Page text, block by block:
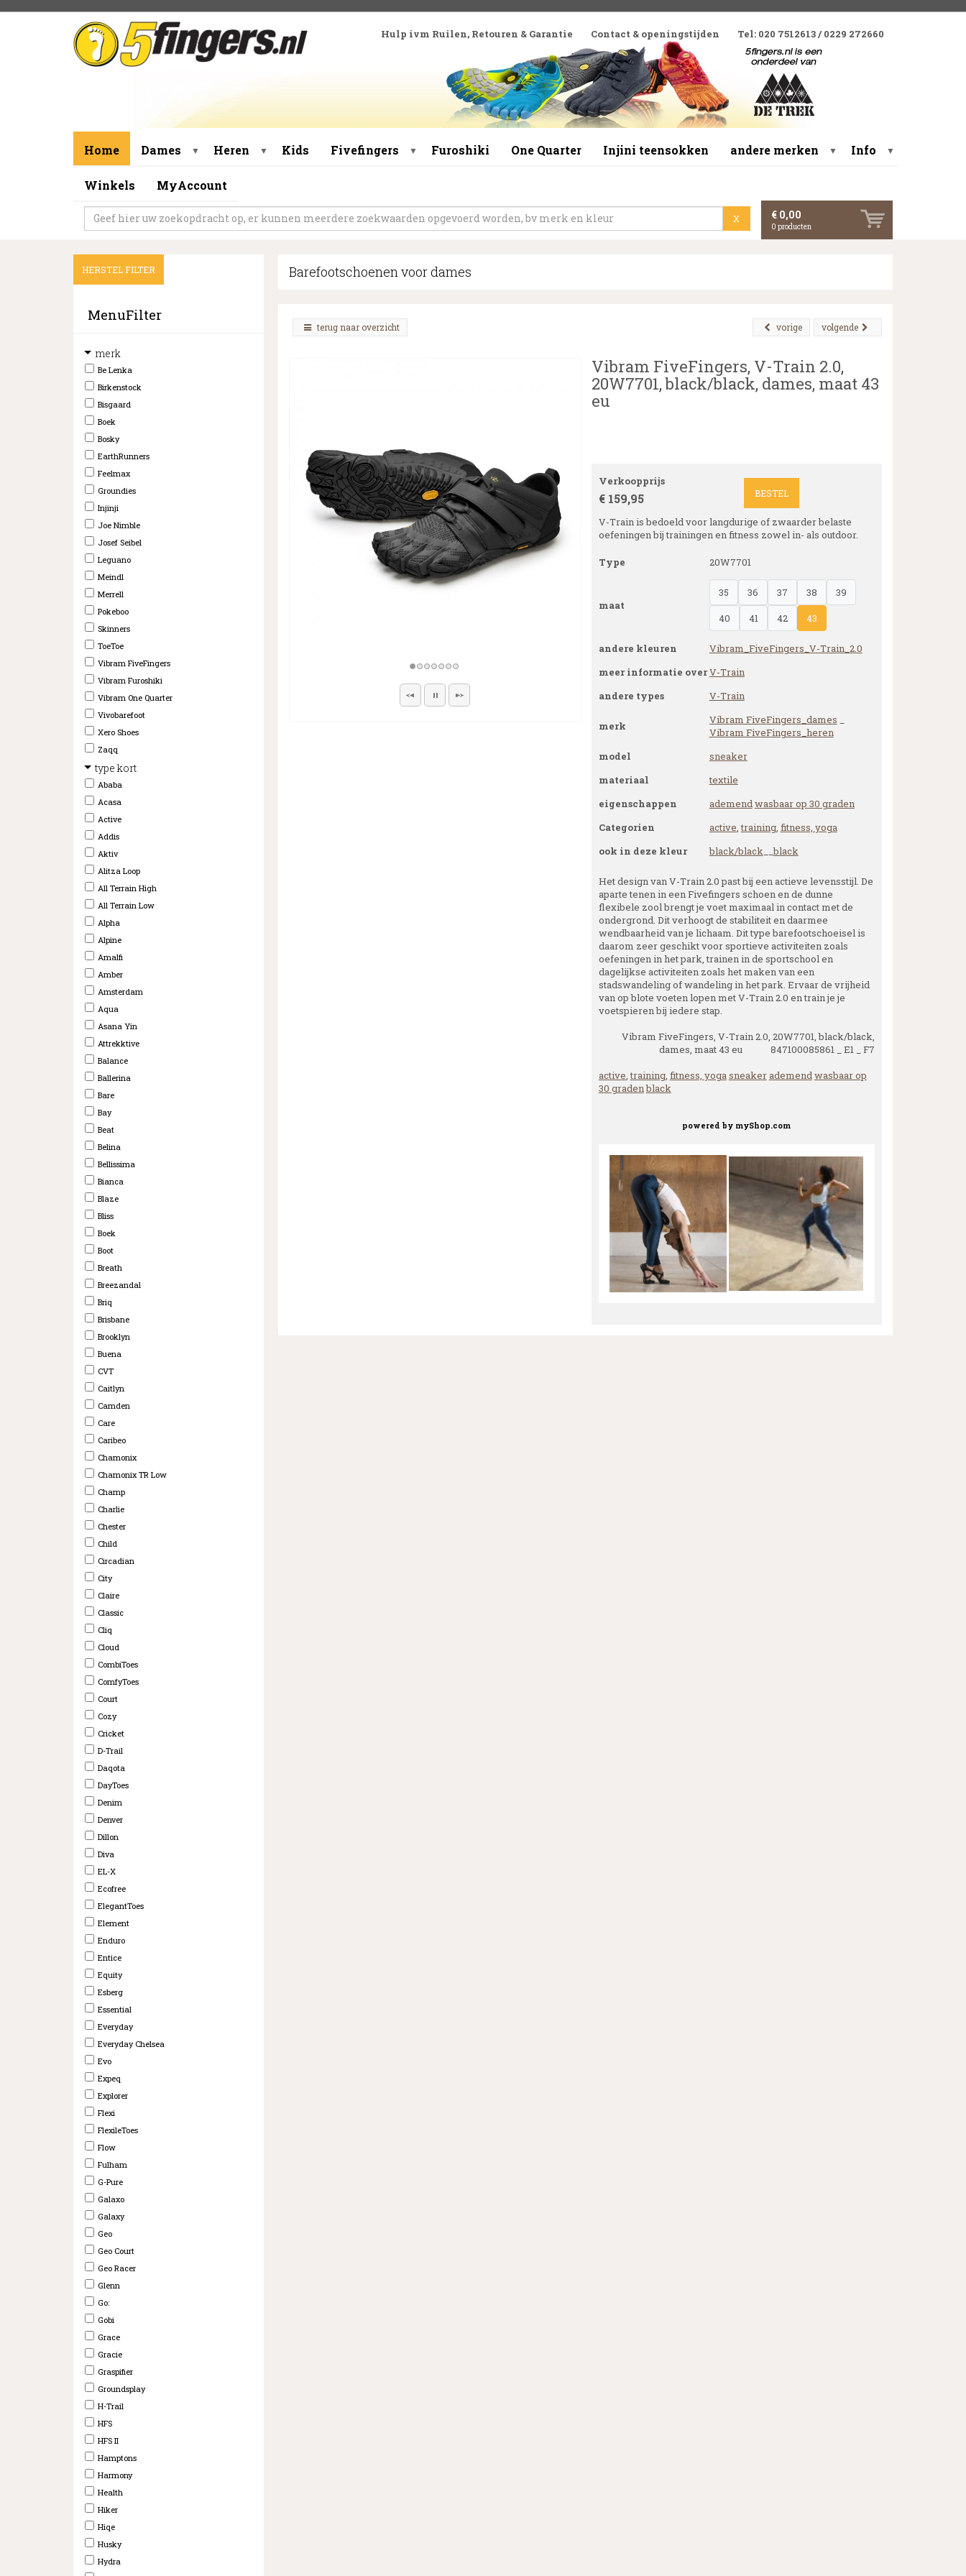
Hulp ivm Ruilen, Retouren & Garantie Contact & openingstijden Tel: 020 7512613 / 0229 272660
Home Dames ▼ Heren ▼ Kids Fivefingers ▼ Furoshiki One Quarter Injini teensokken andere merken ▼ Info ▼
Winkels MyAccount
X € 0,00
0 producten
HERSTEL FILTER
MenuFilter
merk
Be Lenka
Birkenstock
Bisgaard
Boek
Bosky
EarthRunners
Feelmax
Groundies
Injinji
Joe Nimble
Josef Seibel
Leguano
Meindl
Merrell
Pokeboo
Skinners
ToeToe
Vibram FiveFingers
Vibram Furoshiki
Vibram One Quarter
Vivobarefoot
Xero Shoes
Zaqq
type kort
Ababa
Acasa
Active
Addis
Aktiv
Alitza Loop
All Terrain High
All Terrain Low
Alpha
Alpine
Amalfi
Amber
Amsterdam
Aqua
Asana Yin
Attrekktive
Balance
Ballerina
Bare
Bay
Beat
Belina
Bellissima
Bianca
Blaze
Bliss
Boek
Boot
Breath
Breezandal
Briq
Brisbane
Brooklyn
Buena
CVT
Caitlyn
Camden
Care
Caribeo
Chamonix
Chamonix TR Low
Champ
Charlie
Chester
Child
Circadian
City
Claire
Classic
Cliq
Cloud
CombiToes
ComfyToes
Court
Cozy
Cricket
D-Trail
Daqota
DayToes
Denim
Denver
Dillon
Diva
EL-X
Ecofree
ElegantToes
Element
Enduro
Entice
Equity
Esberg
Essential
Everyday
Everyday Chelsea
Evo
Expeq
Explorer
Flexi
FlexileToes
Flow
Fulham
G-Pure
Galaxo
Galaxy
Geo
Geo Court
Geo Racer
Glenn
Go:
Gobi
Grace
Gracie
Graspifier
Groundsplay
H-Trail
HFS
HFS II
Hamptons
Harmony
Health
Hiker
Hiqe
Husky
Hydra
Barefootschoenen voor dames
terug naar overzicht volgende
vorige
Vibram FiveFingers, V-Train 2.0,
20W7701, black/black, dames, maat 43
eu
Verkoopprijs
€ 159,95 BESTEL
V-Train is bedoeld voor langdurige of zwaarder belaste
oefeningen bij trainingen en fitness zowel in- als outdoor.
Type 20W7701
maat
35 36 37 38
39
40
41 42 43
andere kleuren
Vibram_FiveFingers_V-Train_2.0
meer informatie overV-Train
andere types
V-Train
merk Vibram FiveFingers_dames
Vibram FiveFingers_heren
model
sneaker
materiaal
textile
eigenschappen
ademendwasbaar op 30 graden
Categorien
active,training, fitness, yoga
ook in deze kleur
black/black__black
Het design van V-Train 2.0 past bij een actieve levensstijl. De
aparte tenen in een Fivefingers schoen en de dunne
flexibele zool brengt je voet maximaal in contact met de
ondergrond. Dit verhoogt de stabiliteit en daarmee
wendbaarheid van je lichaam. Dit type barefootschoeisel is
daarom zeer geschikt voor sportieve activiteiten zoals
oefeningen in het park, trainen in de sportschool en
dagelijkse activiteiten zoals het maken van een
stadswandeling of wandeling in het park. Ervaar de vrijheid
van op blote voeten lopen met V-Train 2.0 en train je je
voetspieren bij iedere stap.
Vibram FiveFingers, V-Train 2.0, 20W7701, black/black,
dames, maat 43 eu 847100085861 _ E1 _ F7
active,training, fitness, yogasneakerademendwasbaar op
30 gradenblack
powered by myShop.com